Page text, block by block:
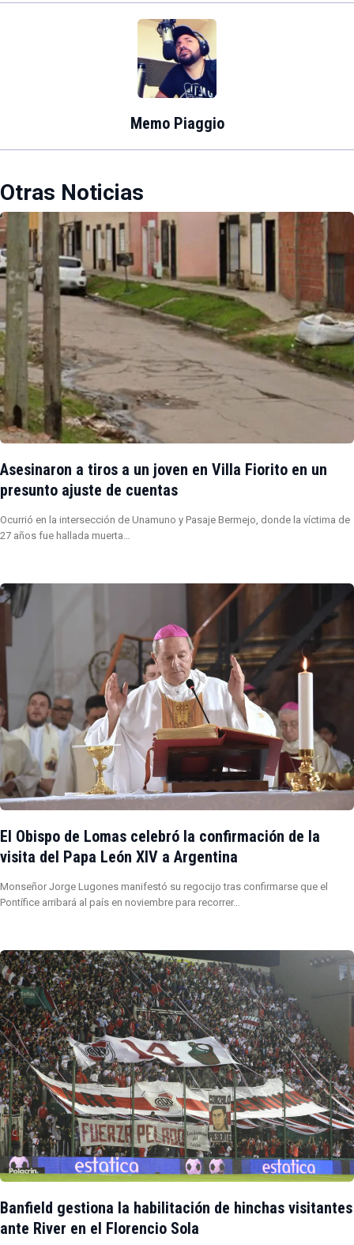
Memo Piaggio
Otras Noticias
Asesinaron a tiros a un joven en Villa Fiorito en un
presunto ajuste de cuentas
Ocurrió en la intersección de Unamuno y Pasaje Bermejo, donde la víctima de
27 años fue hallada muerta…
El Obispo de Lomas celebró la confirmación de la
visita del Papa León XIV a Argentina
Monseñor Jorge Lugones manifestó su regocijo tras confirmarse que el
Pontífice arribará al país en noviembre para recorrer…
Banfield gestiona la habilitación de hinchas visitantes
ante River en el Florencio Sola